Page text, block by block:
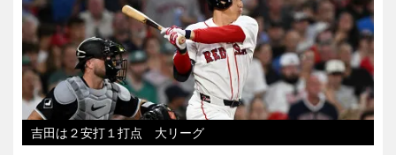
吉田は２安打１打点 大リーグ